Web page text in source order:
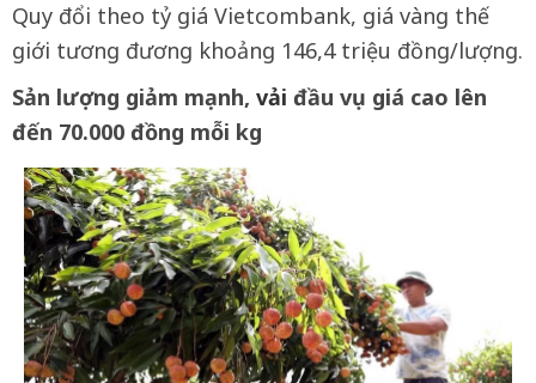
Quy đổi theo tỷ giá Vietcombank, giá vàng thế
giới tương đương khoảng 146,4 triệu đồng/lượng.
Sản lượng giảm mạnh, vải đầu vụ giá cao lên
đến 70.000 đồng mỗi kg